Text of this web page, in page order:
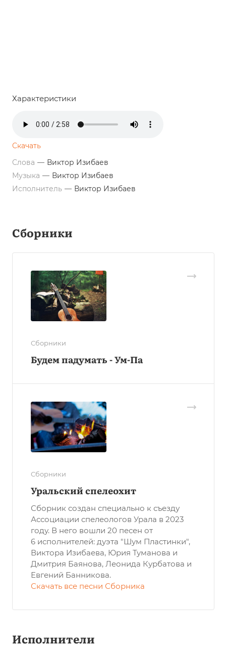
Характеристики
Скачать
Слова — Виктор Изибаев
Музыка — Виктор Изибаев
Исполнитель — Виктор Изибаев
Сборники
Сборники
Будем падумать - Ум-Па
Сборники
Уральский спелеохит
Сборник создан специально к съезду
Ассоциации спелеологов Урала в 2023
году. В него вошли 20 песен от
6 исполнителей: дуэта "Шум Пластинки",
Виктора Изибаева, Юрия Туманова и
Дмитрия Баянова, Леонида Курбатова и
Евгений Банникова.
Скачать все песни Сборника
Исполнители